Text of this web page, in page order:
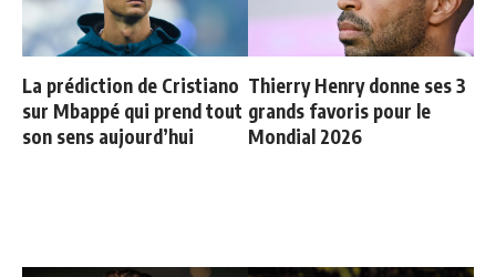
La prédiction de Cristiano
sur Mbappé qui prend tout
son sens aujourd’hui
Thierry Henry donne ses 3
grands favoris pour le
Mondial 2026